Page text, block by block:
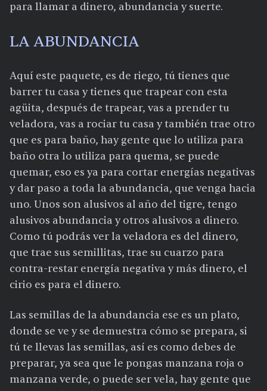
para llamar a dinero, abundancia y suerte.
LA ABUNDANCIA
Aquí este paquete, es de riego, tú tienes que
barrer tu casa y tienes que trapear con esta
agüita, después de trapear, vas a prender tu
veladora, vas a rociar tu casa y también trae otro
que es para baño, hay gente que lo utiliza para
baño otra lo utiliza para quema, se puede
quemar, eso es ya para cortar energías negativas
y dar paso a toda la abundancia, que venga hacia
uno. Unos son alusivos al año del tigre, tengo
alusivos abundancia y otros alusivos a dinero.
Como tú podrás ver la veladora es del dinero,
que trae sus semillitas, trae su cuarzo para
contra-restar energía negativa y más dinero, el
cirio es para el dinero.
Las semillas de la abundancia ese es un plato,
donde se ve y se demuestra cómo se prepara, si
tú te llevas las semillas, así es como debes de
preparar, ya sea que le pongas manzana roja o
manzana verde, o puede ser vela, hay gente que